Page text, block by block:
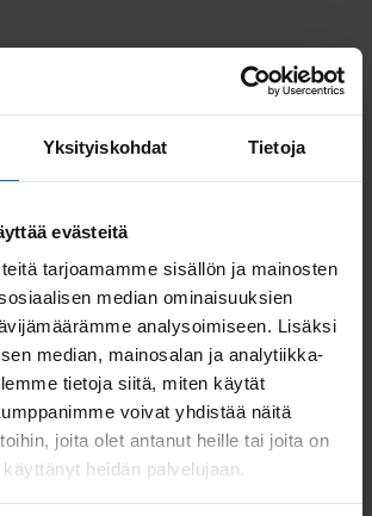
Yksityiskohdat Tietoja
evästeitä
tarjoamamme sisällön ja mainosten
median ominaisuuksien
analysoimiseen. Lisäksi
median, mainosalan ja analytiikka-
tietoja siitä, miten käytät
voivat yhdistää näitä
joita olet antanut heille tai joita on
heidän palvelujaan.